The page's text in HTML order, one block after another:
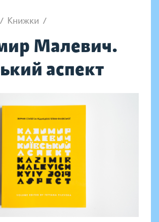
/ Книжки /
Малевич.
аспект